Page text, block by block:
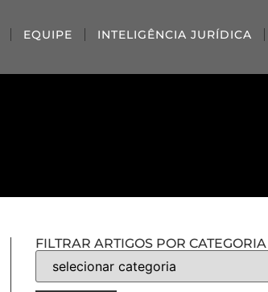
EQUIPE INTELIGÊNCIA JURÍDICA
FILTRAR ARTIGOS POR CATEGORIA